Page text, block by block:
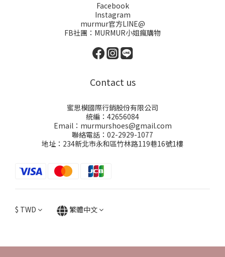
Facebook
Instagram
murmur官方LINE@
FB社團： MURMUR小姐瘋購物
Contact us
蜜思模國際行銷股份有限公司
統編：42656084
Email：murmurshoes@gmail.com
聯絡電話：02-2929-1077
地址：234新北市永和區竹林路119巷16號1樓
$ TWD 繁體中文